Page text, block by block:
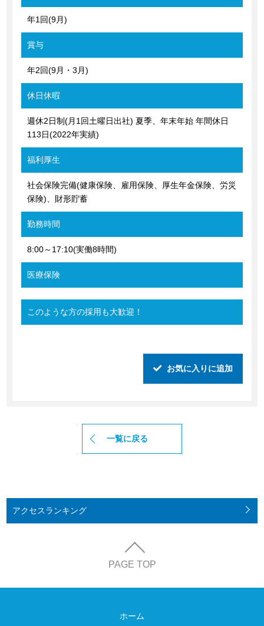
年1回(9月)
賞与
年2回(9月・3月)
休日休暇
週休2日制(月1回土曜日出社) 夏季、年末年始 年間休日
113日(2022年実績)
福利厚生
社会保険完備(健康保険、雇用保険、厚生年金保険、労災
保険)、財形貯蓄
勤務時間
8:00～17:10(実働8時間)
医療保険
このような方の採用も大歓迎！
お気に入りに追加
一覧に戻る
アクセスランキング
PAGE TOP
ホーム